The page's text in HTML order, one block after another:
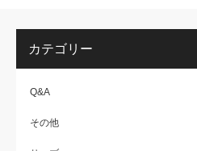
カテゴリー
Q&A
その他